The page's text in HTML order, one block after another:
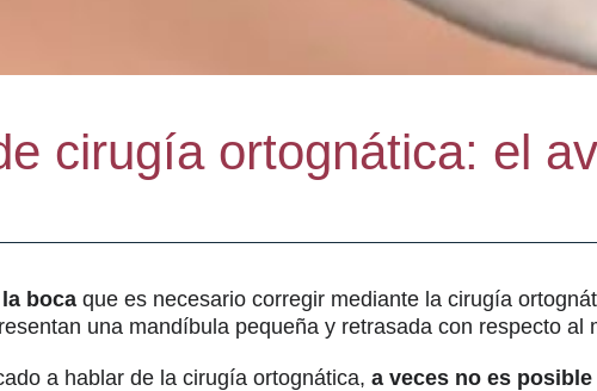
cirugía ortognática: el
boca que es necesario corregir mediante la cirugía
una mandíbula pequeña y retrasada con respecto al
a hablar de la cirugía ortognática, a veces no es